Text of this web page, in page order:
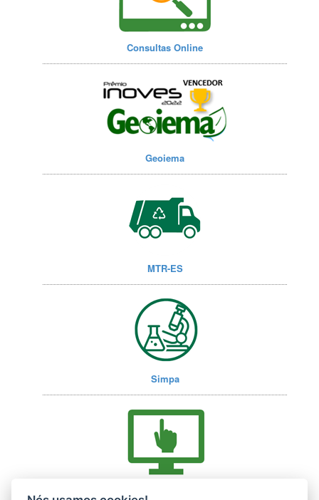
Consultas Online
Geoiema
MTR-ES
Simpa